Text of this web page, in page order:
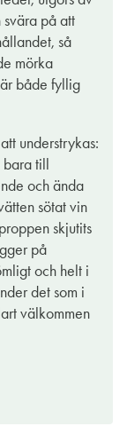
på att
så
mörka
både fyllig
understrykas:
bara till
och ända
sötat vin
skjutits
på
och helt i
det som i
välkommen